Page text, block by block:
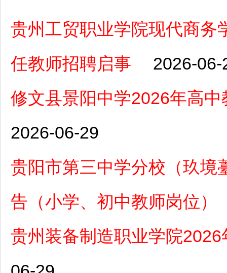
贵州工贸职业学院现代商务
任教师招聘启事
2026-06-
修文县景阳中学2026年高
2026-06-29
贵阳市第三中学分校（玖境
告（小学、初中教师岗位）
贵州装备制造职业学院